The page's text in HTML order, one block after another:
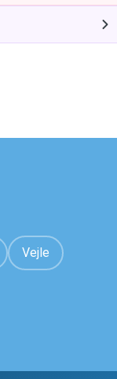
Vejle